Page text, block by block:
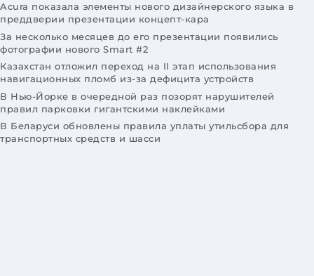
Acura показала элементы нового дизайнерского языка в
преддверии презентации концепт-кара
За несколько месяцев до его презентации появились
фотографии нового Smart #2
Казахстан отложил переход на II этап использования
навигационных пломб из-за дефицита устройств
В Нью-Йорке в очередной раз позорят нарушителей
правил парковки гигантскими наклейками
В Беларуси обновлены правила уплаты утильсбора для
транспортных средств и шасси